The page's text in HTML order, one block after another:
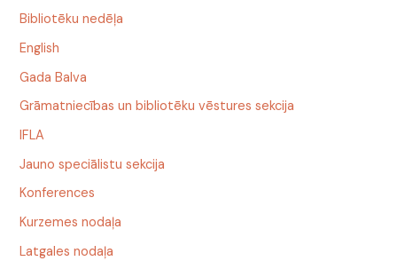
Bibliotēku nedēļa
English
Gada Balva
Grāmatniecības un bibliotēku vēstures sekcija
IFLA
Jauno speciālistu sekcija
Konferences
Kurzemes nodaļa
Latgales nodaļa